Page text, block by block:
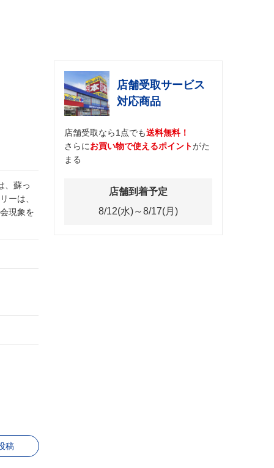
、蘇っ
ーは、
現象を
店舗受取サービス
対応商品
店舗受取なら1点でも送料無料！
さらにお買い物で使えるポイントがた
まる
店舗到着予定
8/12(水)～8/17(月)
稿